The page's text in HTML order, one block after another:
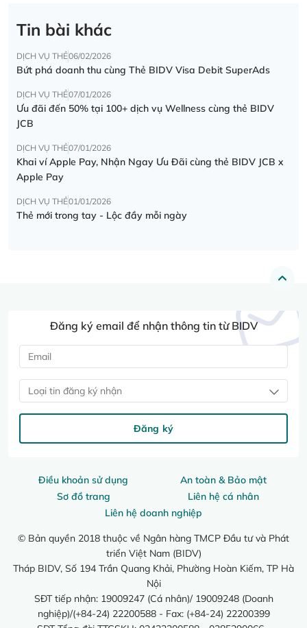
Tin bài khác
DỊCH VỤ THẺ06/02/2026
Bứt phá doanh thu cùng Thẻ BIDV Visa Debit SuperAds
DỊCH VỤ THẺ07/01/2026
Ưu đãi đến 50% tại 100+ dịch vụ Wellness cùng thẻ BIDV
JCB
DỊCH VỤ THẺ07/01/2026
Khai ví Apple Pay, Nhận Ngay Ưu Đãi cùng thẻ BIDV JCB x
Apple Pay
DỊCH VỤ THẺ01/01/2026
Thẻ mới trong tay - Lộc đầy mỗi ngày
Điều khoản sử dụng
An toàn & Bảo mật
Sơ đồ trang
Liên hệ cá nhân
Liên hệ doanh nghiệp
© Bản quyền 2018 thuộc về Ngân hàng TMCP Đầu tư và Phát
triển Việt Nam (BIDV)
Tháp BIDV, Số 194 Trần Quang Khải, Phường Hoàn Kiếm, TP Hà
Nội
SĐT tiếp nhận: 19009247 (Cá nhân)/ 19009248 (Doanh
nghiệp)/(+84-24) 22200588 - Fax: (+84-24) 22200399
Đăng ký email để nhận thông tin từ BIDV
Loại tin đăng ký nhận
Đăng ký